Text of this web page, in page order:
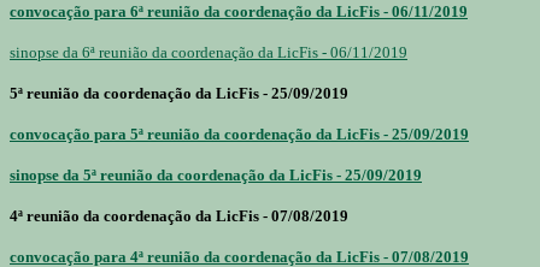
convocação para 6ª reunião da coordenação da LicFis - 06/11/2019
sinopse da 6ª reunião da coordenação da LicFis - 06/11/2019
5ª reunião da coordenação da LicFis - 25/09/2019
convocação para 5ª reunião da coordenação da LicFis - 25/09/2019
sinopse da 5ª reunião da coordenação da LicFis - 25/09/2019
4ª reunião da coordenação da LicFis - 07/08/2019
convocação para 4ª reunião da coordenação da LicFis - 07/08/2019